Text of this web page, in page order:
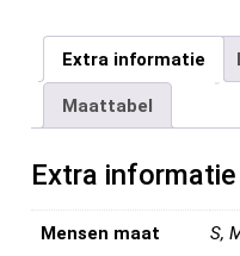
ce
b
o
o
k
tt
er
ail
t
Extra informatie
Maattabel
Extra informatie
Mensen maat S,